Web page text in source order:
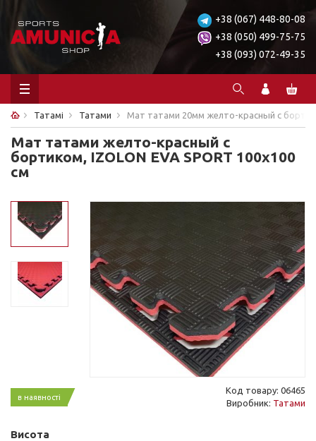
+38 (067) 448-80-08
+38 (050) 499-75-75
+38 (093) 072-49-35
Татамі Татами Мат татами 20мм желто-красный с
Мат татами желто-красный с
бортиком, IZOLON EVA SPORT 100х100
см
в наявності
Код товару: 06465
Виробник: Татами
Висота